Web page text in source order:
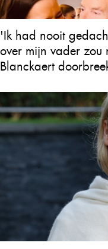
'Ik had nooit
over mijn vader zou
Blanckaert
achterlaat